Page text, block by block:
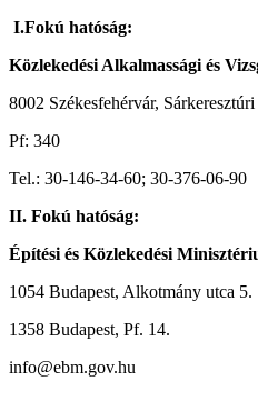
I.Fokú hatóság:
Közlekedési Alkalmassági és
8002 Székesfehérvár,
Pf: 340
Tel.: 30-146-34-60; 30-376-06-90
II. Fokú hatóság:
Építési és Közlekedési
1054 Budapest, Alkotmány utca 5.
1358 Budapest, Pf. 14.
info@ebm.gov.hu